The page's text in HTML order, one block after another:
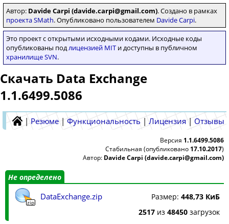
Автор: Davide Carpi (davide.carpi@gmail.com). Создано в рамках
проекта SMath. Опубликовано пользователем Davide Carpi.
Это проект с открытыми исходными кодами. Исходные коды
опубликованы подлицензией MIT и доступны в публичном
хранилище SVN.
Скачать Data Exchange
1.1.6499.5086
| Резюме | Функциональность | Лицензия | Отзывы
Версия 1.1.6499.5086
Стабильная (опубликовано 17.10.2017)
Автор: Davide Carpi (davide.carpi@gmail.com)
Не определено
zip
DataExchange.zip Размер: 448,73 КиБ
2517 из 48450 загрузок